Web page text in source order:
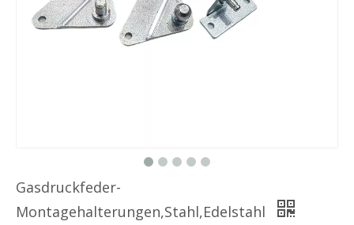
Gasdruckfeder-
Montagehalterungen,Stahl,Edelstahl